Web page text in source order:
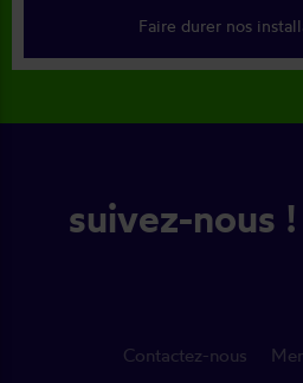
Faire durer nos
suivez-nous !
Contactez-nous